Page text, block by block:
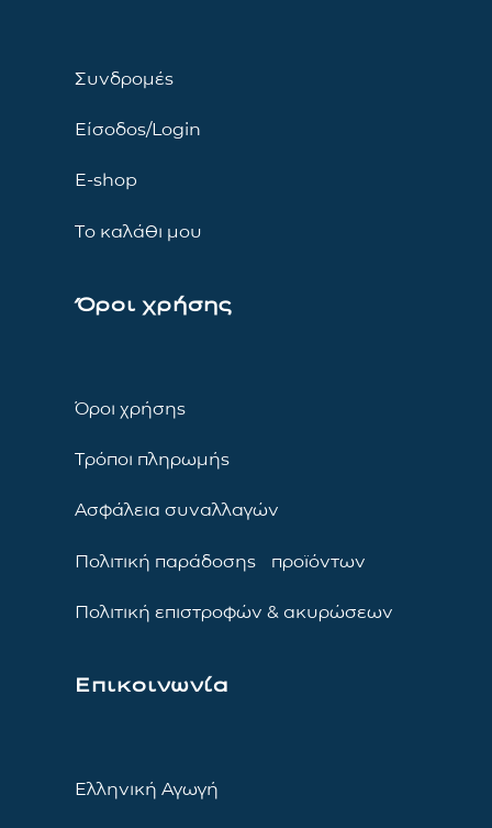
Συνδρομές
Είσοδος/Login
E-shop
Το καλάθι μου
Όροι χρήσης
Όροι χρήσης
Τρόποι πληρωμής
Ασφάλεια συναλλαγών
Πολιτική παράδοσης προϊόντων
Πολιτική επιστροφών & ακυρώσεων
Επικοινωνία
Ελληνική Αγωγή